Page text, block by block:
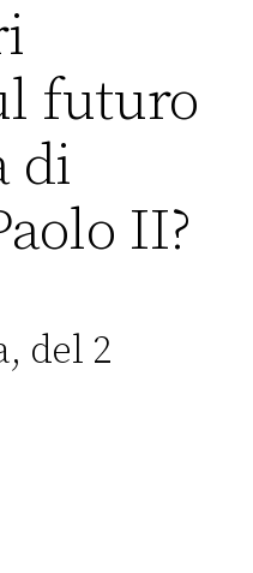
futuro
di
II?
del 2